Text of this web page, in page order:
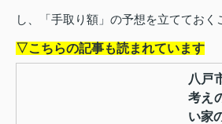
し、「手取り額」の予想を立てておく
▽こちらの記事も読まれています
八戸
考え
い家